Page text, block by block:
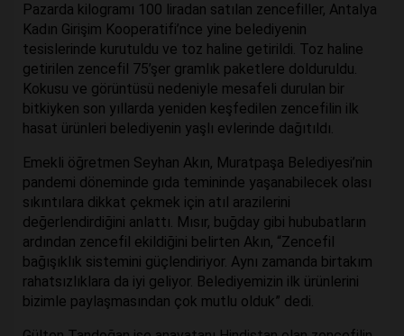
Pazarda kilogramı 100 liradan satılan zencefiller, Antalya
Kadın Girişim Kooperatifi’nce yine belediyenin
tesislerinde kurutuldu ve toz haline getirildi. Toz haline
getirilen zencefil 75’şer gramlık paketlere dolduruldu.
Kokusu ve görüntüsü nedeniyle mesafeli durulan bir
bitkiyken son yıllarda yeniden keşfedilen zencefilin ilk
hasat ürünleri belediyenin yaşlı evlerinde dağıtıldı.
Emekli öğretmen Seyhan Akın, Muratpaşa Belediyesi’nin
pandemi döneminde gıda temininde yaşanabilecek olası
sıkıntılara dikkat çekmek için atıl arazilerini
değerlendirdiğini anlattı. Mısır, buğday gibi hububatların
ardından zencefil ekildiğini belirten Akın, “Zencefil
bağışıklık sistemini güçlendiriyor. Aynı zamanda birtakım
rahatsızlıklara da iyi geliyor. Belediyemizin ilk ürünlerini
bizimle paylaşmasından çok mutlu olduk” dedi.